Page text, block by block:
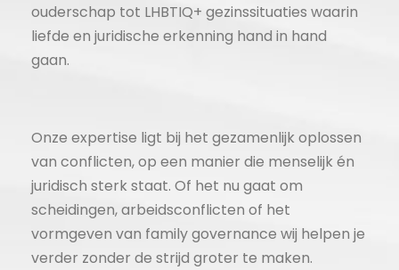
ouderschap tot LHBTIQ+ gezinssituaties waarin
liefde en juridische erkenning hand in hand
gaan.
Onze expertise ligt bij het gezamenlijk oplossen
van conflicten, op een manier die menselijk én
juridisch sterk staat. Of het nu gaat om
scheidingen, arbeidsconflicten of het
vormgeven van family governance wij helpen je
verder zonder de strijd groter te maken.